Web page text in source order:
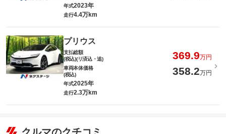
年式2023年
走行4.4万km
プリウス
支払総額
(税込)(リ済込・追)
369.9万円
車両本体価格
(税込)
358.2万円
年式2025年
走行2.3万km